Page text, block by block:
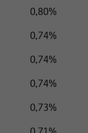
0,80%
0,74%
0,74%
0,74%
0,73%